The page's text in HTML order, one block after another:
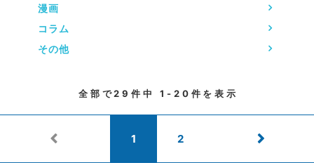
漫画
コラム
その他
全部で29件中 1-20 件を表示
1 2